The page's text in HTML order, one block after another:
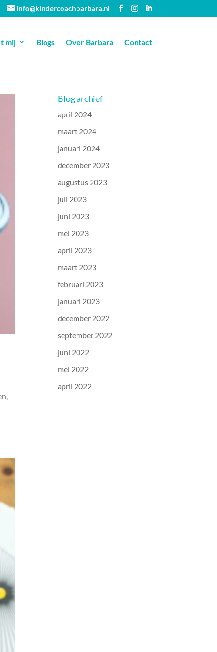
info@kindercoachbarbara.nl
mij Blogs Over Barbara Contact
Blog archief
april 2024
maart 2024
januari 2024
december 2023
augustus 2023
juli 2023
juni 2023
mei 2023
april 2023
maart 2023
februari 2023
januari 2023
december 2022
september 2022
juni 2022
mei 2022
april 2022